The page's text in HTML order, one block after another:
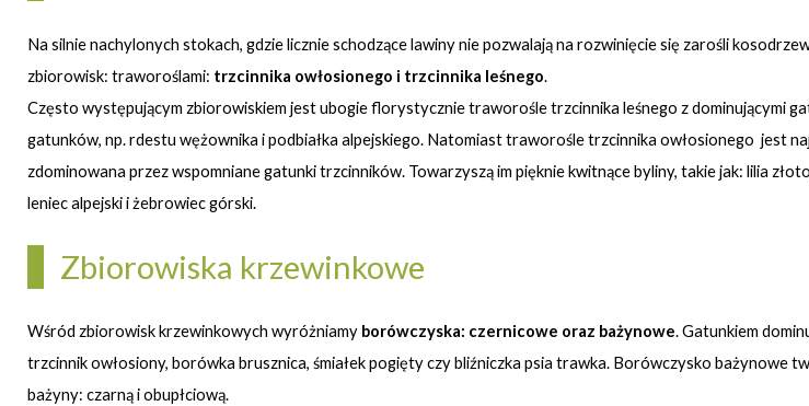
Na silnie nachylonych stokach, gdzie licznie schodzące lawiny nie pozwalają na rozwinięcie się zarośli
zbiorowisk: traworoślami: trzcinnika owłosionego i trzcinnika leśnego.
Często występującym zbiorowiskiem jest ubogie florystycznie traworośle trzcinnika leśnego z dominującymi
gatunków, np. rdestu wężownika i podbiałka alpejskiego. Natomiast traworośle trzcinnika owłosionego jest
zdominowana przez wspomniane gatunki trzcinników. Towarzyszą im pięknie kwitnące byliny, takie jak: lilia
leniec alpejski i żebrowiec górski.
Zbiorowiska krzewinkowe
Wśród zbiorowisk krzewinkowych wyróżniamy borówczyska: czernicowe oraz bażynowe. Gatunkiem
trzcinnik owłosiony, borówka brusznica, śmiałek pogięty czy bliźniczka psia trawka. Borówczysko bażynowe
bażyny: czarną i obupłciową.